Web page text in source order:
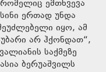
ემთხვევა
ერთად უნდა
იყო, ამ
არ ჰქონდათ“,
საქმეზე
ბერუაშვილს